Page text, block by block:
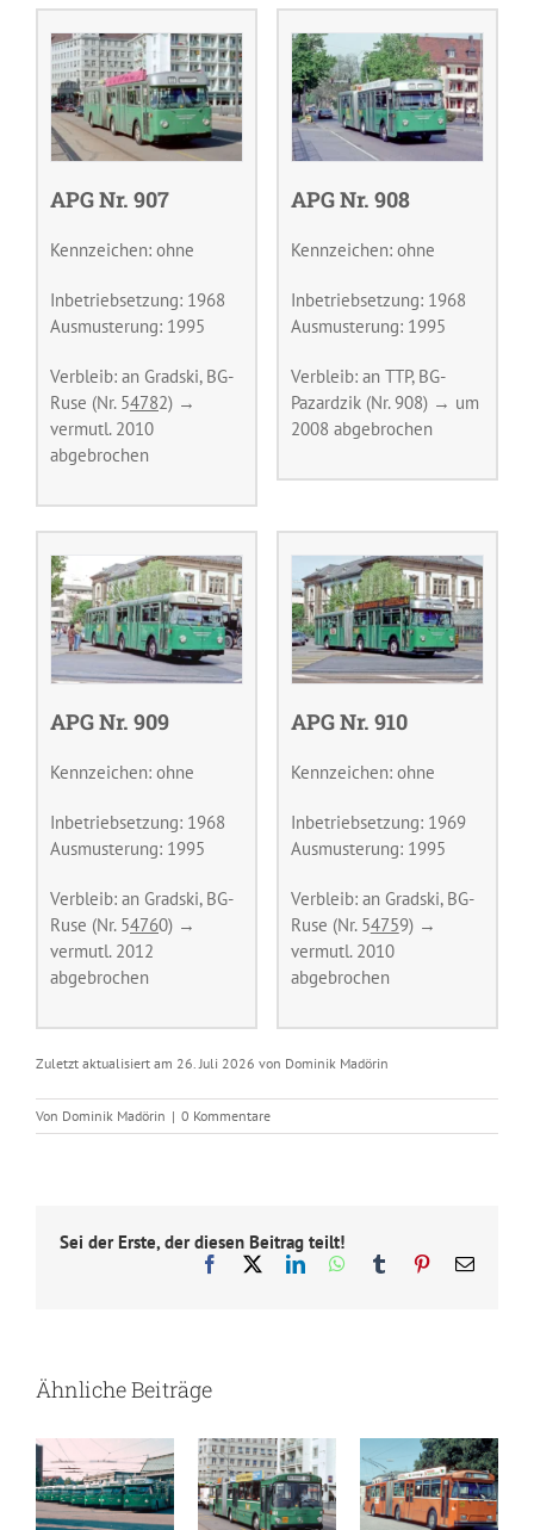
APG Nr. 907
Kennzeichen: ohne
Inbetriebsetzung: 1968
Ausmusterung: 1995
Verbleib: an Gradski, BG-
Ruse (Nr. 54782) →
vermutl. 2010
abgebrochen
APG Nr. 908
Kennzeichen: ohne
Inbetriebsetzung: 1968
Ausmusterung: 1995
Verbleib: an TTP, BG-
Pazardzik (Nr. 908) → um
2008 abgebrochen
APG Nr. 909
Kennzeichen: ohne
Inbetriebsetzung: 1968
Ausmusterung: 1995
Verbleib: an Gradski, BG-
Ruse (Nr. 54760) →
vermutl. 2012
abgebrochen
APG Nr. 910
Kennzeichen: ohne
Inbetriebsetzung: 1969
Ausmusterung: 1995
Verbleib: an Gradski, BG-
Ruse (Nr. 54759) →
vermutl. 2010
abgebrochen
Zuletzt aktualisiert am 26. Juli 2026 von Dominik Madörin
Von Dominik Madörin | 0 Kommentare
Sei der Erste, der diesen Beitrag teilt!
Facebook LinkedInWhatsApp
Tumblr Pinterest
E-
Ähnliche Beiträge